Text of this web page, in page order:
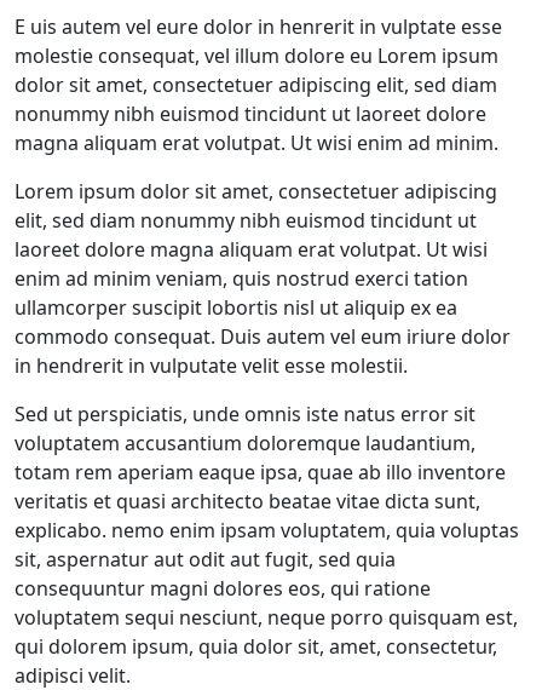
E uis autem vel eure dolor in henrerit in vulptate esse
molestie consequat, vel illum dolore eu Lorem ipsum
dolor sit amet, consectetuer adipiscing elit, sed diam
nonummy nibh euismod tincidunt ut laoreet dolore
magna aliquam erat volutpat. Ut wisi enim ad minim.
Lorem ipsum dolor sit amet, consectetuer adipiscing
elit, sed diam nonummy nibh euismod tincidunt ut
laoreet dolore magna aliquam erat volutpat. Ut wisi
enim ad minim veniam, quis nostrud exerci tation
ullamcorper suscipit lobortis nisl ut aliquip ex ea
commodo consequat. Duis autem vel eum iriure dolor
in hendrerit in vulputate velit esse molestii.
Sed ut perspiciatis, unde omnis iste natus error sit
voluptatem accusantium doloremque laudantium,
totam rem aperiam eaque ipsa, quae ab illo inventore
veritatis et quasi architecto beatae vitae dicta sunt,
explicabo. nemo enim ipsam voluptatem, quia voluptas
sit, aspernatur aut odit aut fugit, sed quia
consequuntur magni dolores eos, qui ratione
voluptatem sequi nesciunt, neque porro quisquam est,
qui dolorem ipsum, quia dolor sit, amet, consectetur,
adipisci velit.